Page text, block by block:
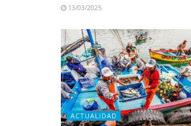
13/03/2025
ACTUALIDAD